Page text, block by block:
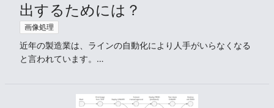
出するためには？
画像処理
近年の製造業は、ラインの自動化により人手がいらなくなる
と言われています。
の自動化が実現できていない、というのが現状です。